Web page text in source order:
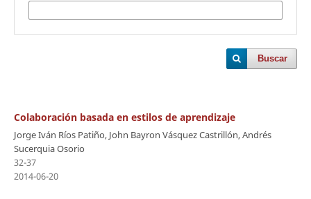
Buscar
Colaboración basada en estilos de aprendizaje
Jorge Iván Ríos Patiño, John Bayron Vásquez Castrillón, Andrés
Sucerquia Osorio
32-37
2014-06-20